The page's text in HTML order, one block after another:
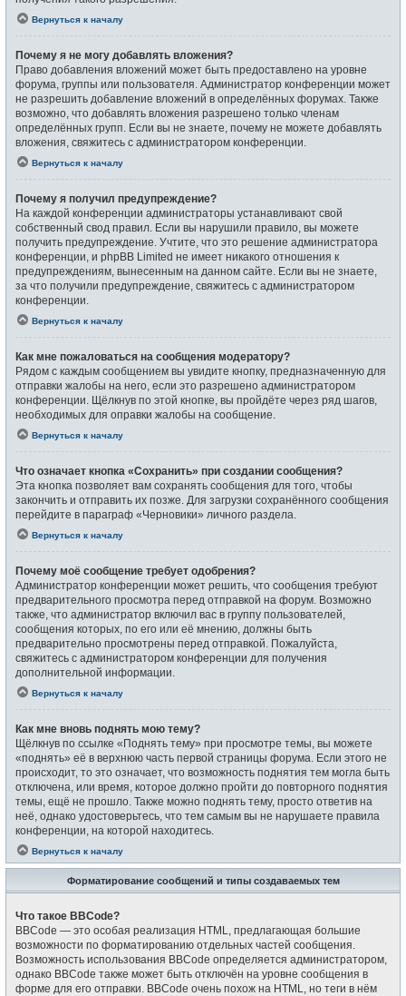
Вернуться к началу
Почему я не могу добавлять вложения?
Право добавления вложений может быть предоставлено на уровне
форума, группы или пользователя. Администратор конференции может
не разрешить добавление вложений в определённых форумах. Также
возможно, что добавлять вложения разрешено только членам
определённых групп. Если вы не знаете, почему не можете добавлять
вложения, свяжитесь с администратором конференции.
Вернуться к началу
Почему я получил предупреждение?
На каждой конференции администраторы устанавливают свой
собственный свод правил. Если вы нарушили правило, вы можете
получить предупреждение. Учтите, что это решение администратора
конференции, и phpBB Limited не имеет никакого отношения к
предупреждениям, вынесенным на данном сайте. Если вы не знаете,
за что получили предупреждение, свяжитесь с администратором
конференции.
Вернуться к началу
Как мне пожаловаться на сообщения модератору?
Рядом с каждым сообщением вы увидите кнопку, предназначенную для
отправки жалобы на него, если это разрешено администратором
конференции. Щёлкнув по этой кнопке, вы пройдёте через ряд шагов,
необходимых для оправки жалобы на сообщение.
Вернуться к началу
Что означает кнопка «Сохранить» при создании сообщения?
Эта кнопка позволяет вам сохранять сообщения для того, чтобы
закончить и отправить их позже. Для загрузки сохранённого сообщения
перейдите в параграф «Черновики» личного раздела.
Вернуться к началу
Почему моё сообщение требует одобрения?
Администратор конференции может решить, что сообщения требуют
предварительного просмотра перед отправкой на форум. Возможно
также, что администратор включил вас в группу пользователей,
сообщения которых, по его или её мнению, должны быть
предварительно просмотрены перед отправкой. Пожалуйста,
свяжитесь с администратором конференции для получения
дополнительной информации.
Вернуться к началу
Как мне вновь поднять мою тему?
Щёлкнув по ссылке «Поднять тему» при просмотре темы, вы можете
«поднять» её в верхнюю часть первой страницы форума. Если этого не
происходит, то это означает, что возможность поднятия тем могла быть
отключена, или время, которое должно пройти до повторного поднятия
темы, ещё не прошло. Также можно поднять тему, просто ответив на
неё, однако удостоверьтесь, что тем самым вы не нарушаете правила
конференции, на которой находитесь.
Вернуться к началу
Форматирование сообщений и типы создаваемых тем
Что такое BBCode?
BBCode — это особая реализация HTML, предлагающая большие
возможности по форматированию отдельных частей сообщения.
Возможность использования BBCode определяется администратором,
однако BBCode также может быть отключён на уровне сообщения в
форме для его отправки. BBCode очень похож на HTML, но теги в нём